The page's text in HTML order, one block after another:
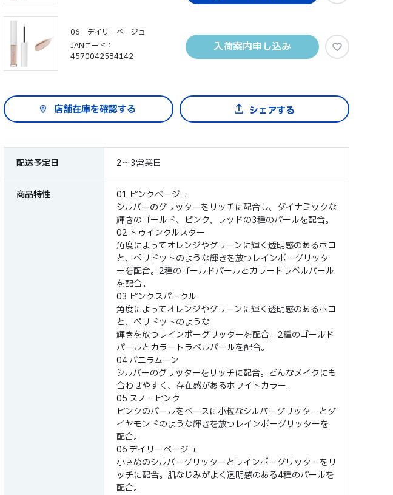
06 デイリーベージュ
JANコード
4570042584142
入荷案内申し込み
シェアする
配送予定日 2～3営業日
商品特性
01 ピンクベージュ
シルバーのグリッターをリッチに配合し、ダイナミックな
輝きのゴールド、ピンク、レッドの3種のパールを配合。
02 トゥインクルスター
角度によってオレンジやグリーンに輝く透明感のあるホロ
と、ペリドットのような輝きを放つレインボーグリッタ
ーを配合。2種のゴールドパールとカラートラベルパール
を配合。
03 ピンクスパークル
角度によってオレンジやグリーンに輝く透明感のあるホロ
と、ペリドットのような
輝きを放つレインボーグリッターを配合。2種のゴールド
パールとカラートラベルパールを配合。
04 バニラムーン
シルバーのグリッターをリッチに配合。どんなメイクにも
合わせやすく、存在感があるホワイトカラー。
05 スノーピンク
ピンクのパールをベースに小粒なシルバーグリッタ－とダ
イヤモンドのような輝きを放つレインボーグリッターを
配合。
06 デイリーベージュ
小さめのシルバーグリッターとレインボーグリッターをリ
ッチに配合。肌なじみがよく透明感のある4種のパールを
配合。